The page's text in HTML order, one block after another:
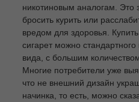
никотиновым аналогам. Это
бросить курить или
вредом для здоровья.
сигарет можно
вида, с большим
Многие потребители уже
что не внешний дизайн
начинка, то есть, можно